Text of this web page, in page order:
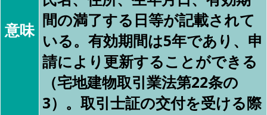
意味 間の満了する日等が記載されて
いる。有効期間は5年であり、申
請により更新することができる
（宅地建物取引業法第22条の
3）。取引士証の交付を受ける際